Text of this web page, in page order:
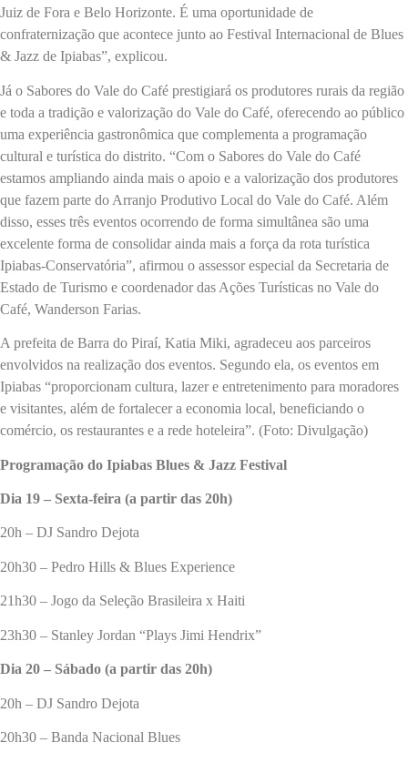
Juiz de Fora e Belo Horizonte. É uma oportunidade de
confraternização que acontece junto ao Festival Internacional de Blues
& Jazz de Ipiabas”, explicou.
Já o Sabores do Vale do Café prestigiará os produtores rurais da região
e toda a tradição e valorização do Vale do Café, oferecendo ao público
uma experiência gastronômica que complementa a programação
cultural e turística do distrito. “Com o Sabores do Vale do Café
estamos ampliando ainda mais o apoio e a valorização dos produtores
que fazem parte do Arranjo Produtivo Local do Vale do Café. Além
disso, esses três eventos ocorrendo de forma simultânea são uma
excelente forma de consolidar ainda mais a força da rota turística
Ipiabas-Conservatória”, afirmou o assessor especial da Secretaria de
Estado de Turismo e coordenador das Ações Turísticas no Vale do
Café, Wanderson Farias.
A prefeita de Barra do Piraí, Katia Miki, agradeceu aos parceiros
envolvidos na realização dos eventos. Segundo ela, os eventos em
Ipiabas “proporcionam cultura, lazer e entretenimento para moradores
e visitantes, além de fortalecer a economia local, beneficiando o
comércio, os restaurantes e a rede hoteleira”. (Foto: Divulgação)
Programação do Ipiabas Blues & Jazz Festival
Dia 19 – Sexta-feira (a partir das 20h)
20h – DJ Sandro Dejota
20h30 – Pedro Hills & Blues Experience
21h30 – Jogo da Seleção Brasileira x Haiti
23h30 – Stanley Jordan “Plays Jimi Hendrix”
Dia 20 – Sábado (a partir das 20h)
20h – DJ Sandro Dejota
20h30 – Banda Nacional Blues